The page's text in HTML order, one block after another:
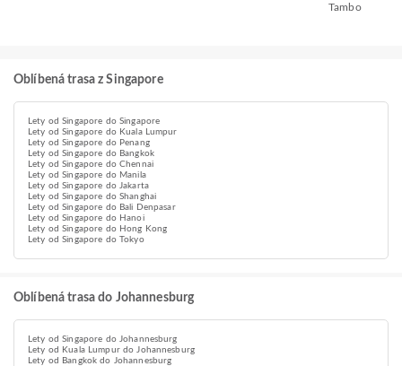
Tambo
Oblíbená trasa z Singapore
Lety od Singapore do Singapore
Lety od Singapore do Kuala Lumpur
Lety od Singapore do Penang
Lety od Singapore do Bangkok
Lety od Singapore do Chennai
Lety od Singapore do Manila
Lety od Singapore do Jakarta
Lety od Singapore do Shanghai
Lety od Singapore do Bali Denpasar
Lety od Singapore do Hanoi
Lety od Singapore do Hong Kong
Lety od Singapore do Tokyo
Oblíbená trasa do Johannesburg
Lety od Singapore do Johannesburg
Lety od Kuala Lumpur do Johannesburg
Lety od Bangkok do Johannesburg